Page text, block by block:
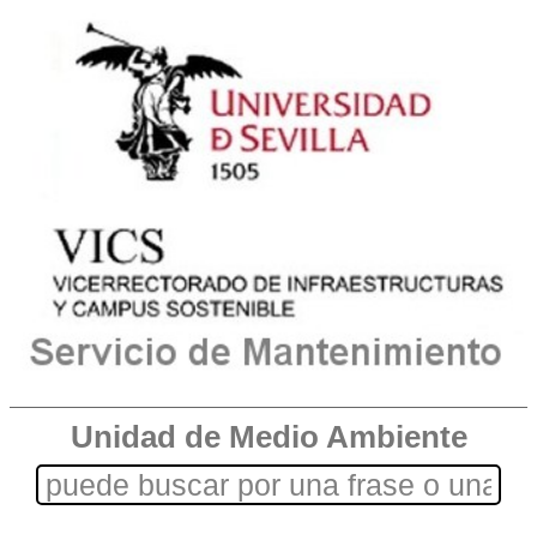
Unidad de Medio Ambiente